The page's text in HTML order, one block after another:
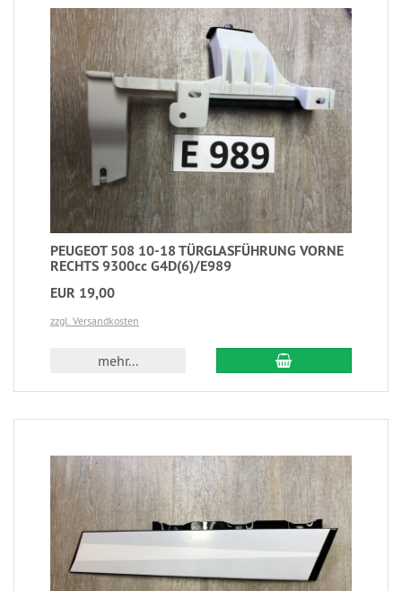
PEUGEOT 508 10-18 TÜRGLASFÜHRUNG VORNE
RECHTS 9300cc G4D(6)/E989
EUR 19,00
zzgl. Versandkosten
mehr...